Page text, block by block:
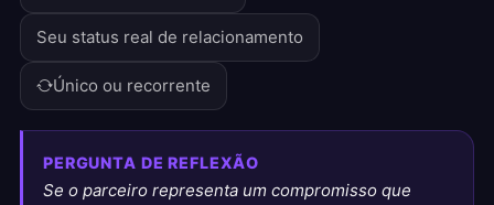
Seu status real de relacionamento
Único ou recorrente
PERGUNTA DE REFLEXÃO
Se o parceiro representa um compromisso que